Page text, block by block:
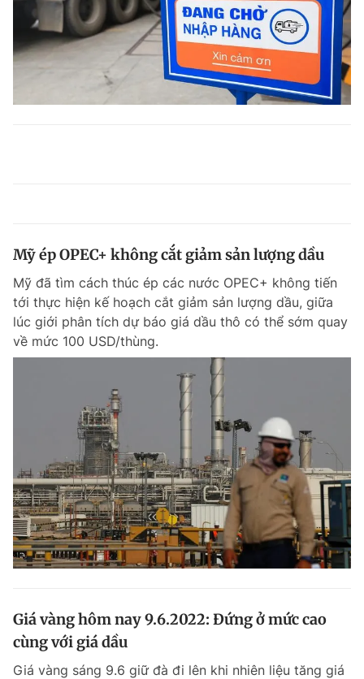
Mỹ ép OPEC+ không cắt giảm sản lượng dầu
Mỹ đã tìm cách thúc ép các nước OPEC+ không tiến
tới thực hiện kế hoạch cắt giảm sản lượng dầu, giữa
lúc giới phân tích dự báo giá dầu thô có thể sớm quay
về mức 100 USD/thùng.
Giá vàng hôm nay 9.6.2022: Đứng ở mức cao
cùng với giá dầu
Giá vàng sáng 9.6 giữ đà đi lên khi nhiên liệu tăng giá